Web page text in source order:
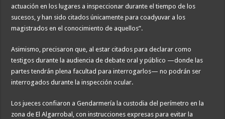
actuación en los lugares a inspeccionar durante el tiempo de los
sucesos, y han sido citados únicamente para coadyuvar a los
magistrados en el conocimiento de aquellos”.
Asimismo, precisaron que, al estar citados para declarar como
testigos durante la audiencia de debate oral y público —donde las
partes tendrán plena facultad para interrogarlos— no podrán ser
interrogados durante la inspección ocular.
Los jueces confiaron a Gendarmería la custodia del perímetro en la
zona de El Algarrobal, con instrucciones expresas para evitar la